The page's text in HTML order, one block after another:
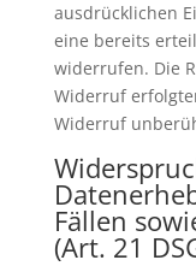
ausdrücklichen
eine bereits
widerrufen. Die
Widerruf
Widerruf
Fällen
(Art. 21